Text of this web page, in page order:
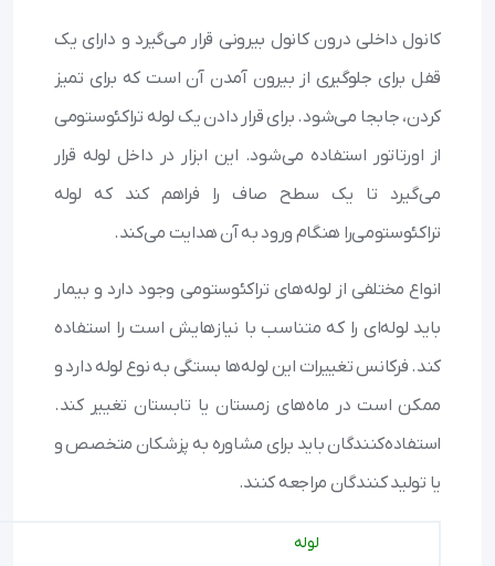
کانول داخلی درون کانول بیرونی قرار می‌گیرد و دارای یک
قفل برای جلوگیری از بیرون آمدن آن است که برای تمیز
کردن، جابجا می‌شود. برای قرار دادن یک لوله تراکئوستومی
از اورتاتور استفاده می‌شود. این ابزار در داخل لوله قرار
می‌گیرد تا یک سطح صاف را فراهم کند که لوله
تراکئوستومی‌را هنگام ورود به آن هدایت می‌کند.
انواع مختلفی از لوله‌های تراکئوستومی وجود دارد و بیمار
باید لوله‌ای را که متناسب با نیازهایش است را استفاده
کند. فرکانس تغییرات این لوله‌ها بستگی به نوع لوله دارد و
ممکن است در ماه‌های زمستان یا تابستان تغییر کند.
استفاده‌کنندگان باید برای مشاوره به پزشکان متخصص و
یا تولید کنندگان مراجعه کنند.
لوله